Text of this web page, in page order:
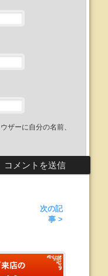
ザーに自分の名前、
次の記
事 >